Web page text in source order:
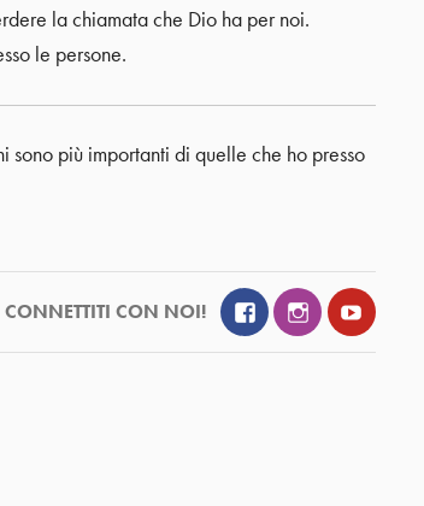
la chiamata che Dio ha per noi.
le persone.
più importanti di quelle che ho presso
CONNETTITI CON NOI! FacebookInstagramYouTube